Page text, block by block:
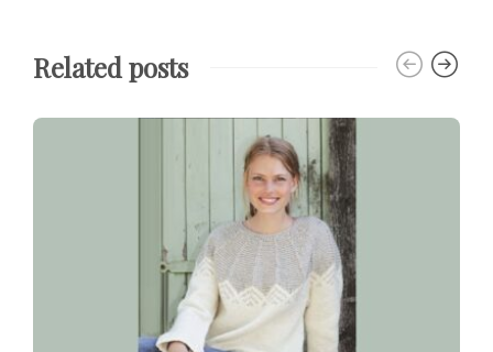
Related posts